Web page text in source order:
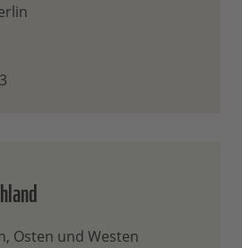
Osten und Westen